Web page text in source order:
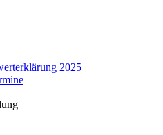
2025